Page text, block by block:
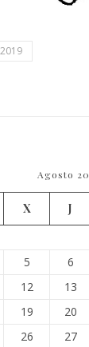
Agosto
X J
5 6
12 13
19 20
26 27